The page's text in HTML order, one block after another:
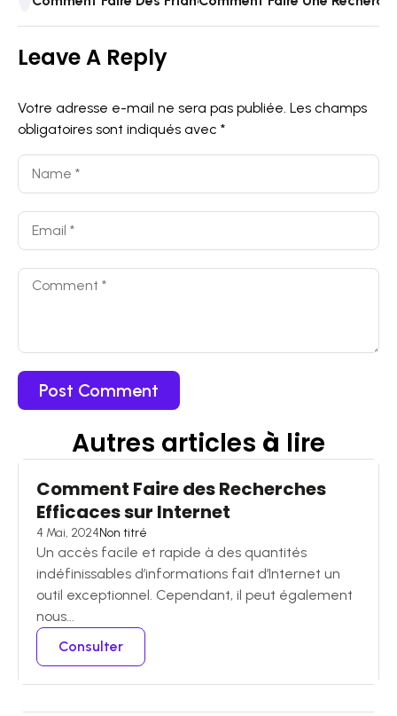
Leave A Reply
Votre adresse e-mail ne sera pas publiée. Les champs
obligatoires sont indiqués avec *
Autres articles à lire
Comment Faire des Recherches
Efficaces sur Internet
4 Mai, 2024Non titré
Un accès facile et rapide à des quantités
indéfinissables d’informations fait d’Internet un
outil exceptionnel. Cependant, il peut également
nous...
Consulter